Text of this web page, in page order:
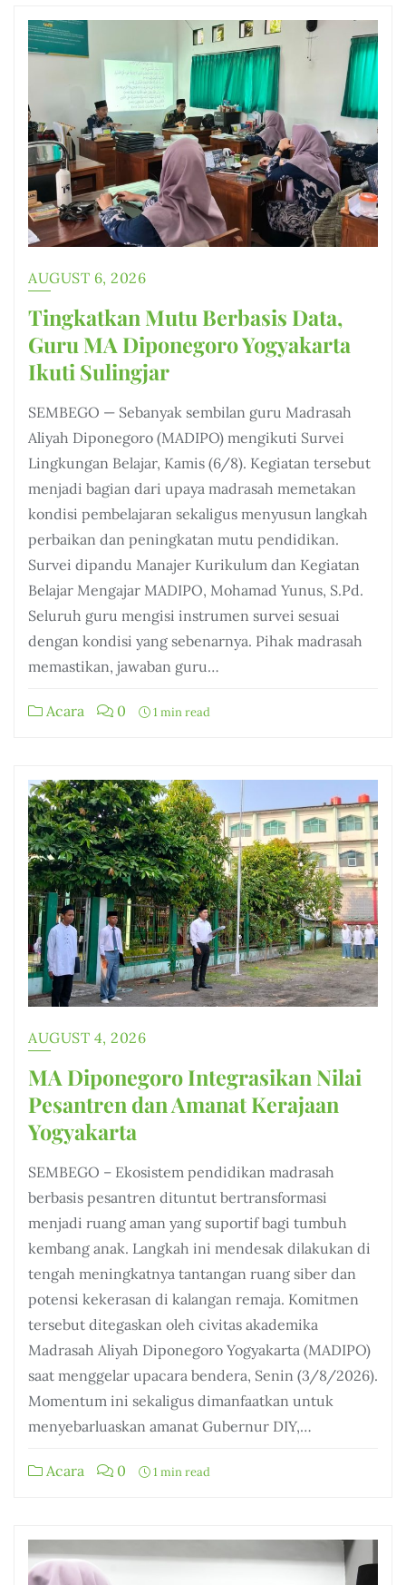
AUGUST 6, 2026
Tingkatkan Mutu Berbasis Data,
Guru MA Diponegoro Yogyakarta
Ikuti Sulingjar
SEMBEGO — Sebanyak sembilan guru Madrasah
Aliyah Diponegoro (MADIPO) mengikuti Survei
Lingkungan Belajar, Kamis (6/8). Kegiatan tersebut
menjadi bagian dari upaya madrasah memetakan
kondisi pembelajaran sekaligus menyusun langkah
perbaikan dan peningkatan mutu pendidikan.
Survei dipandu Manajer Kurikulum dan Kegiatan
Belajar Mengajar MADIPO, Mohamad Yunus, S.Pd.
Seluruh guru mengisi instrumen survei sesuai
dengan kondisi yang sebenarnya. Pihak madrasah
memastikan, jawaban guru…
Acara 0 1 min read
AUGUST 4, 2026
MA Diponegoro Integrasikan Nilai
Pesantren dan Amanat Kerajaan
Yogyakarta
SEMBEGO – Ekosistem pendidikan madrasah
berbasis pesantren dituntut bertransformasi
menjadi ruang aman yang suportif bagi tumbuh
kembang anak. Langkah ini mendesak dilakukan di
tengah meningkatnya tantangan ruang siber dan
potensi kekerasan di kalangan remaja. Komitmen
tersebut ditegaskan oleh civitas akademika
Madrasah Aliyah Diponegoro Yogyakarta (MADIPO)
saat menggelar upacara bendera, Senin (3/8/2026).
Momentum ini sekaligus dimanfaatkan untuk
menyebarluaskan amanat Gubernur DIY,…
Acara 0 1 min read